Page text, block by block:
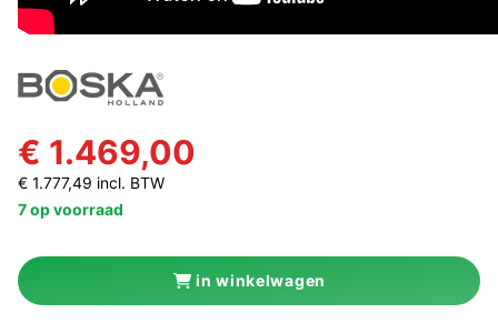
€ 1.469,00
€ 1.777,49 incl. BTW
7 op voorraad
in winkelwagen